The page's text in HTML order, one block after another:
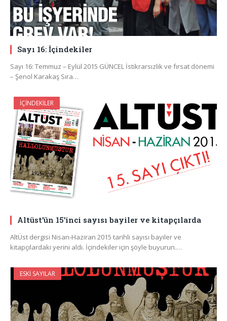
Sayı 16: İçindekiler
Sayı 16: Temmuz – Eylül 2015 GÜNCEL İstikrarsızlık ve fırsat dönemi
– Şenol Karakaş Sıra…
İÇINDEKILER
Altüst’ün 15’inci sayısı bayiler ve kitapçılarda
AltÜst dergisi Nisan-Haziran 2015 tarihli sayısı bayiler ve
kitapçılardaki yerini aldı. İçindekiler için şöyle buyurun.…
ESKI SAYILAR